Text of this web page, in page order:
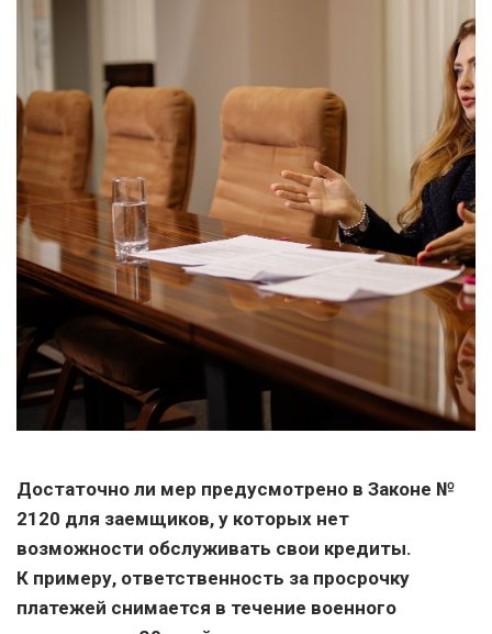
Достаточно ли мер предусмотрено в Законе №
2120 для заемщиков, у которых нет
возможности обслуживать свои кредиты.
К примеру, ответственность за просрочку
платежей снимается в течение военного